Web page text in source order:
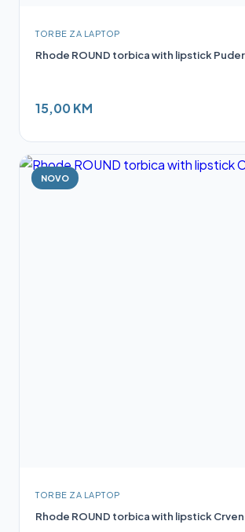
TORBE ZA LAPTOP
Rhode ROUND torbica with lipstick Puder
15,00 KM
NOVO
TORBE ZA LAPTOP
Rhode ROUND torbica with lipstick